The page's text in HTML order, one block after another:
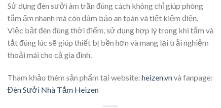
Sử dụng đèn sưởi âm trần đúng cách không chỉ giúp phòng
tắm ấm nhanh mà còn đảm bảo an toàn và tiết kiệm điện.
Việc bật đèn đúng thời điểm, sử dụng hợp lý trong khi tắm và
tắt đúng lúc sẽ giúp thiết bị bền hơn và mang lại trải nghiệm
thoải mái cho cả gia đình.
Tham khảo thêm sản phẩm tại website: heizen.vnvà fanpage:
Đèn Sưởi Nhà Tắm Heizen